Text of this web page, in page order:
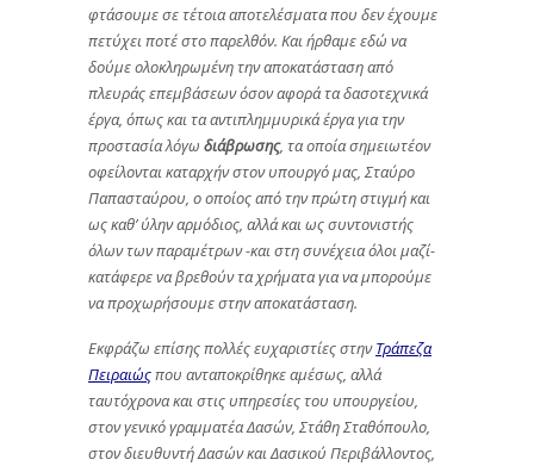
φτάσουμε σε τέτοια αποτελέσματα που δεν έχουμε
πετύχει ποτέ στο παρελθόν. Και ήρθαμε εδώ να
δούμε ολοκληρωμένη την αποκατάσταση από
πλευράς επεμβάσεων όσον αφορά τα δασοτεχνικά
έργα, όπως και τα αντιπλημμυρικά έργα για την
προστασία λόγω διάβρωσης, τα οποία σημειωτέον
οφείλονται καταρχήν στον υπουργό μας, Σταύρο
Παπασταύρου, ο οποίος από την πρώτη στιγμή και
ως καθ’ ύλην αρμόδιος, αλλά και ως συντονιστής
όλων των παραμέτρων -και στη συνέχεια όλοι μαζί-
κατάφερε να βρεθούν τα χρήματα για να μπορούμε
να προχωρήσουμε στην αποκατάσταση.
Εκφράζω επίσης πολλές ευχαριστίες στηνΤράπεζα
Πειραιώςπου ανταποκρίθηκε αμέσως, αλλά
ταυτόχρονα και στις υπηρεσίες του υπουργείου,
στον γενικό γραμματέα Δασών, Στάθη Σταθόπουλο,
στονδιευθυντή Δασών και Δασικού Περιβάλλοντος,